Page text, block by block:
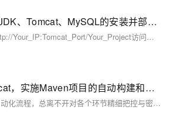
在Linux平台上进行JDK、Tomcat、MySQL的安装并部署后端项目
现在，你可以通过访问http://Your_IP:Tomcat_Port/Your_Project访问你的项目了。如果一切顺利，你将看到那绚烂的胜利之光照耀在你的项目之上！
结合Jenkins与Tomcat，实施Maven项目的自动构建和部署流程。
任何项目构建和部署的自动化流程，总离不开对各个环节精细把控与密切配合。涉及到源代码管理、构建工具、持续集成服务器以及最终的运行时环境的协调。通过上述简洁实用的步骤，可以实现Maven项目从源代码到运行状态的无缝过渡，进而提升软件开发的效率与质量。